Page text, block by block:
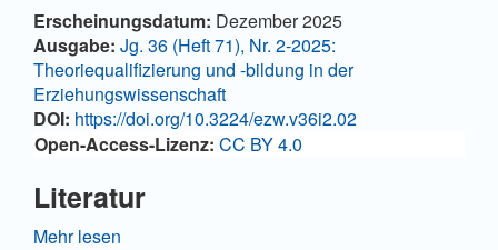
Artikel-
Details
Erscheinungsdatum: Dezember 2025
Ausgabe: Jg. 36 (Heft 71), Nr. 2-2025:
Theoriequalifizierung und -bildung in der
Erziehungswissenschaft
DOI: https://doi.org/10.3224/ezw.v36i2.02
Open-Access-Lizenz: CC BY 4.0
Literatur
Bellmann, Johannes/Ricken, Norbert (2020):
Mehr lesen